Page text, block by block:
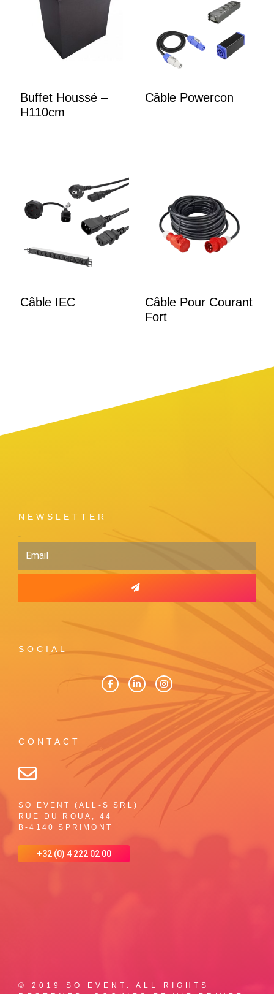
Buffet Houssé –
H110cm
Câble Powercon
Câble IEC
Câble Pour Courant
Fort
NEWSLETTER
SOCIAL
CONTACT
SO EVENT (ALL-S SRL)
RUE DU ROUA, 44
B-4140 SPRIMONT
+32 (0) 4 222 02 00
© 2019 SO EVENT. ALL RIGHTS